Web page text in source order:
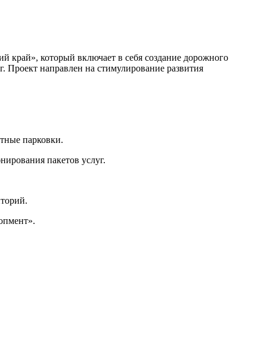
край», который включает в себя создание дорожного
направлен на стимулирование развития
парковки.
пакетов услуг.